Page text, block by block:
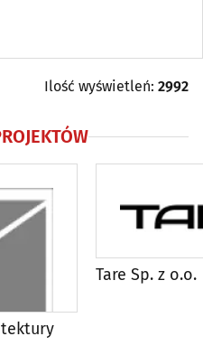
sprzęt
Ilość wyświetleń: 2992
Tare Sp. z o.o.